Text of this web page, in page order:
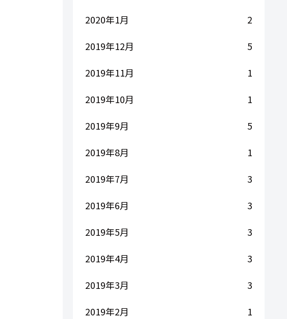
2020年1月
2
2019年12月
5
2019年11月
1
2019年10月
1
2019年9月
5
2019年8月
1
2019年7月
3
2019年6月
3
2019年5月
3
2019年4月
3
2019年3月
3
2019年2月
1